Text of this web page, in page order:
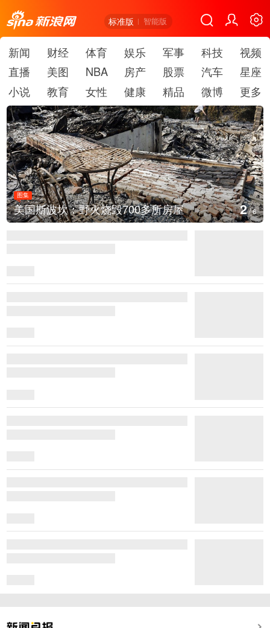
标准版 智能版
新闻 财经 体育 娱乐 军事 科技
视频
直播
美图 NBA 房产 股票 汽车
星座
小说
教育 女性 健康 精品 微博 更多
图集
叙利亚：大马士革发生爆炸 3/6